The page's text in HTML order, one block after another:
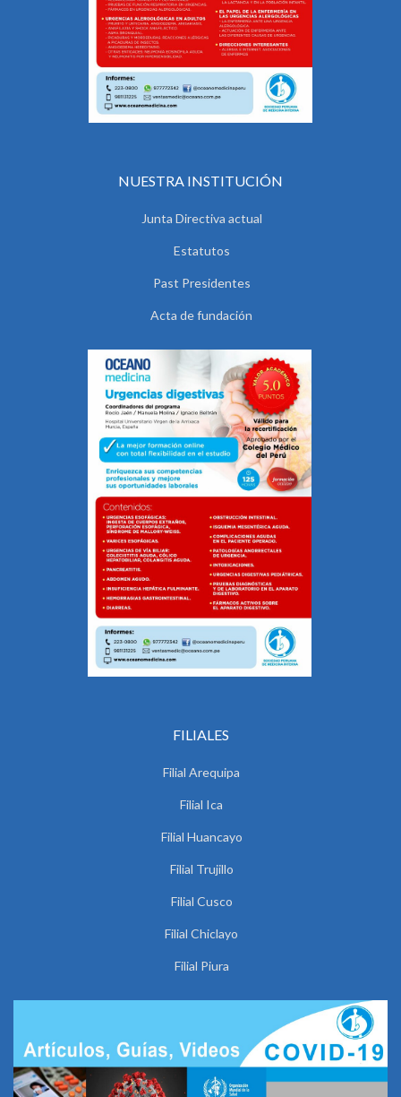
NUESTRA INSTITUCIÓN
Junta Directiva actual
Estatutos
Past Presidentes
Acta de fundación
FILIALES
Filial Arequipa
Filial Ica
Filial Huancayo
Filial Trujillo
Filial Cusco
Filial Chiclayo
Filial Piura